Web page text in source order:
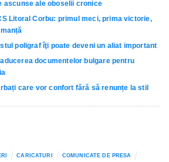
ascunse ale oboselii cronice
Litoral Corbu: primul meci, prima victorie,
poligraf îţi poate deveni un aliat important
documentelor bulgare pentru
care vor confort fără să renunțe la stil
CARICATURI COMUNICATE DE PRESA